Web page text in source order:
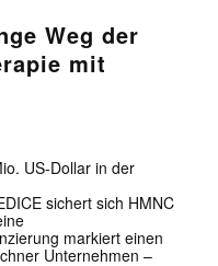
Weg der
mit
US-Dollar in der
sichert sich HMNC
markiert einen
Unternehmen –